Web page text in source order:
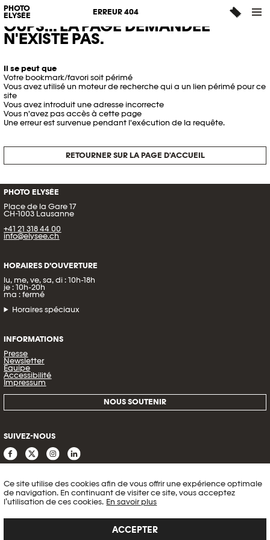
Ce site utilise des cookies afin de vous offrir une expérience optimale
de navigation. En continuant de visiter ce site, vous acceptez
l’utilisation de ces cookies. En savoir plus
ACCEPTER
PHOTO
ELYSÉE
ERREUR 404
OUPS... LA PAGE DEMANDÉE
N'EXISTE PAS.
Il se peut que
Votre bookmark/favori soit périmé
Vous avez utilisé un moteur de recherche qui a un lien périmé pour ce
site
Vous avez introduit une adresse incorrecte
Vous n'avez pas accès à cette page
Une erreur est survenue pendant l'exécution de la requête.
RETOURNER SUR LA PAGE D'ACCUEIL
PHOTO ELYSÉE
Place de la Gare 17
CH-1003 Lausanne
+41 21 318 44 00
info@elysee.ch
HORAIRES D’OUVERTURE
lu, me, ve, sa, di : 10h-18h
je : 10h-20h
ma : fermé
Horaires spéciaux
INFORMATIONS
Presse
Newsletter
Équipe
Accessibilité
Impressum
NOUS SOUTENIR
SUIVEZ-NOUS